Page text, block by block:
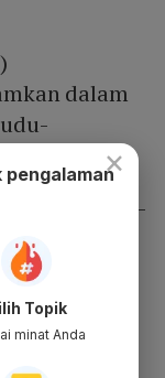
dalam
Tol Manado-
di
×
pengalaman
Topik
minat Anda